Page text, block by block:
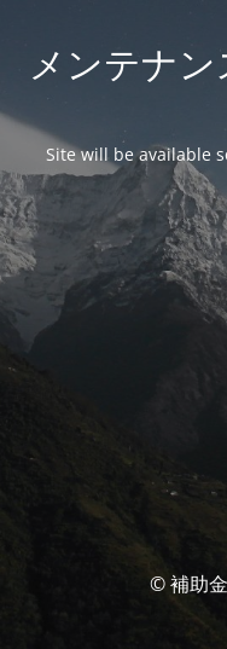
メンテナ
Site will be available
© 補助